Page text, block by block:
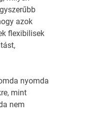
azok
flexibilisek
nyomda
mint
nem